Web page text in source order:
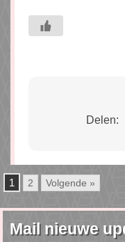
Delen:
1 2 Volgende »
Mail nieuwe